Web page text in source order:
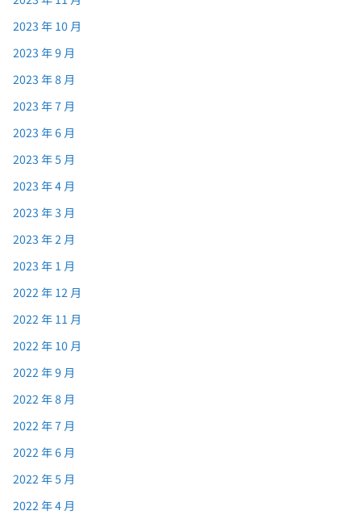
2023 年 10 月
2023 年 9 月
2023 年 8 月
2023 年 7 月
2023 年 6 月
2023 年 5 月
2023 年 4 月
2023 年 3 月
2023 年 2 月
2023 年 1 月
2022 年 12 月
2022 年 11 月
2022 年 10 月
2022 年 9 月
2022 年 8 月
2022 年 7 月
2022 年 6 月
2022 年 5 月
2022 年 4 月